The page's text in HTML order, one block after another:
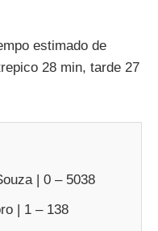
estimado de
28 min, tarde 27
| 0 – 5038
| 1 – 138